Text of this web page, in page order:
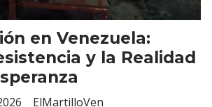
en Venezuela:
y la Realidad
ElMartilloVen